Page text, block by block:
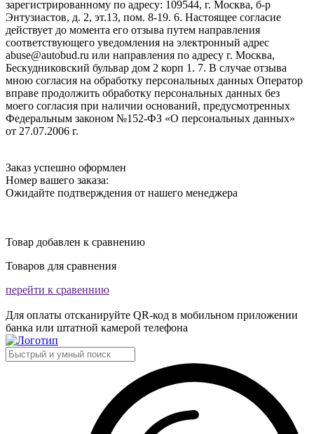
зарегистрированному по адресу: 109544, г. Москва, б-р
Энтузиастов, д. 2, эт.13, пом. 8-19. 6. Настоящее согласие
действует до момента его отзыва путем направления
соответствующего уведомления на электронный адрес
abuse@autobud.ru или направления по адресу г. Москва,
Бескудниковский бульвар дом 2 корп 1. 7. В случае отзыва
мною согласия на обработку персональных данных Оператор
вправе продолжить обработку персональных данных без
моего согласия при наличии оснований, предусмотренных
Федеральным законом №152-ФЗ «О персональных данных»
от 27.07.2006 г.
Заказ успешно оформлен
Номер вашего заказа:
Ожидайте подтверждения от нашего менеджера
Товар добавлен к сравнению
Товаров для сравнения
перейти к сравеннию
Для оплаты отсканируйте QR-код в мобильном приложении
банка или штатной камерой телефона